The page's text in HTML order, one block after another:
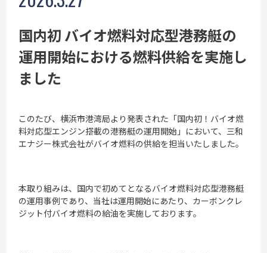
国内初 バイオ燃料対応型港務艇の
運用開始における燃料供給を実施し
ました
このたび、横浜市港湾局より発表された「国内初！バイオ燃
料対応型エンジン搭載の港務艇の運用開始」において、三和
エナジー株式会社がバイオ燃料の供給を担当いたしました。
本取り組みは、国内で初めてとなるバイオ燃料対応型港務艇
の運用事例であり、当社は運用開始にあたり、カーボンクレ
ジット付バイオ燃料の給油を実施しております。